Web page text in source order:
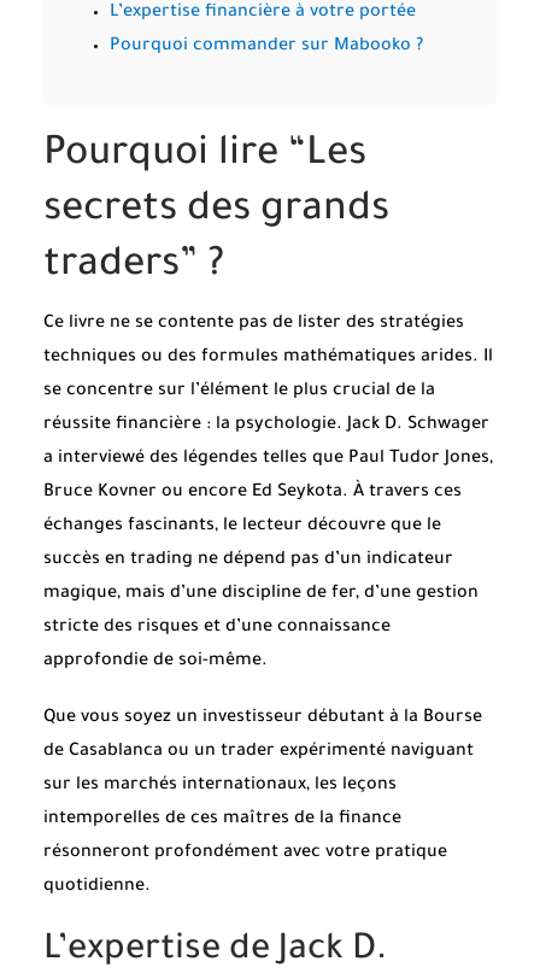
L’expertise financière à votre portée
Pourquoi commander sur Mabooko ?
Pourquoi lire “Les
secrets des grands
traders” ?
Ce livre ne se contente pas de lister des stratégies
techniques ou des formules mathématiques arides. Il
se concentre sur l’élément le plus crucial de la
réussite financière : la psychologie. Jack D. Schwager
a interviewé des légendes telles que Paul Tudor Jones,
Bruce Kovner ou encore Ed Seykota. À travers ces
échanges fascinants, le lecteur découvre que le
succès en trading ne dépend pas d’un indicateur
magique, mais d’une discipline de fer, d’une gestion
stricte des risques et d’une connaissance
approfondie de soi-même.
Que vous soyez un investisseur débutant à la Bourse
de Casablanca ou un trader expérimenté naviguant
sur les marchés internationaux, les leçons
intemporelles de ces maîtres de la finance
résonneront profondément avec votre pratique
quotidienne.
L’expertise de Jack D.